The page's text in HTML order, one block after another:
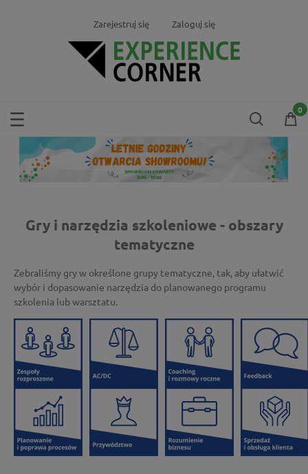
Zarejestruj się Zaloguj się
Gry i narzędzia szkoleniowe - obszary
tematyczne
Zebraliśmy gry w określone grupy tematyczne, tak, aby ułatwić
wybór i dopasowanie narzędzia do planowanego programu
szkolenia lub warsztatu.